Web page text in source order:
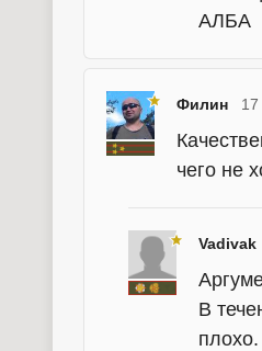
АЛБА
Филин 17
чего не
Vadivak
В